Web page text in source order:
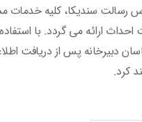
رسالت سندیکا، کلیه
احداث ارائه می گردد. با
دبیرخانه پس از دریافت
کرد.